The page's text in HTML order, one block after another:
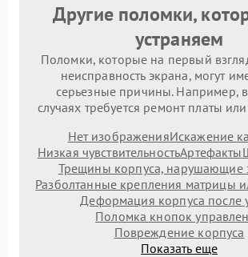
Другие поломки,
устраняем
Поломки, которые на первый
неисправность экрана, могут
серьезные причины. Например,
случаях требуется ремонт платы
Нет изображенияИскажение
Низкая чувствительностьАртефакты
Трещины корпуса, нарушающие
Разболтанные крепления матрицы
Деформация корпуса после
Поломка кнопок
Повреждение корпуса
Показать еще